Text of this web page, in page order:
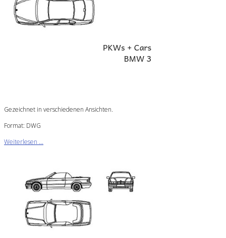
Gezeichnet in verschiedenen Ansichten.
Format: DWG
Weiterlesen ...